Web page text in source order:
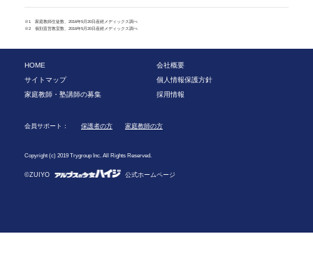
※1 家庭教師生徒数、2016年5月20日産經メディックス調べ
※2 個別直営教室数、2016年5月20日産經メディックス調べ
HOME
会社概要
サイトマップ
個人情報保護方針
家庭教師・塾講師の募集
採用情報
会員サポート： 保護者の方 家庭教師の方
Copyright (c) 2019 Trygroup Inc. All Rights Reserved.
©ZUIYO 公式ホームページ